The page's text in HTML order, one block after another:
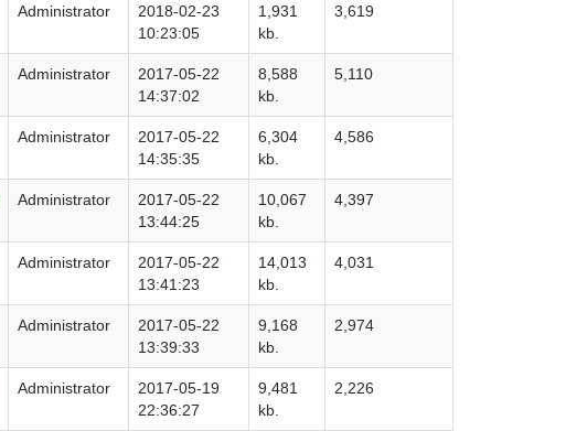
Administrator
2018-02-23
10:23:05
1,931
kb.
3,619
Administrator
2017-05-22
14:37:02
8,588
kb.
5,110
Administrator
2017-05-22
14:35:35
6,304
kb.
4,586
Administrator
2017-05-22
13:44:25
10,067
kb.
4,397
Administrator
2017-05-22
13:41:23
14,013
kb.
4,031
Administrator
2017-05-22
13:39:33
9,168
kb.
2,974
Administrator
2017-05-19
22:36:27
9,481
kb.
2,226